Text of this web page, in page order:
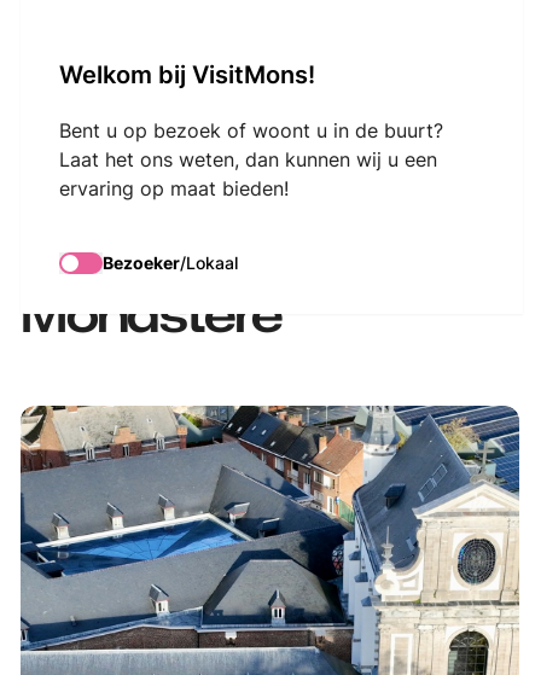
Welkom bij VisitMons!
Bent u op bezoek of woont u in de buurt?
Laat het ons weten, dan kunnen wij u een
ervaring op maat bieden!
Bezoeker/Lokaal
Visite guidée :
L'Envers du
Monastère